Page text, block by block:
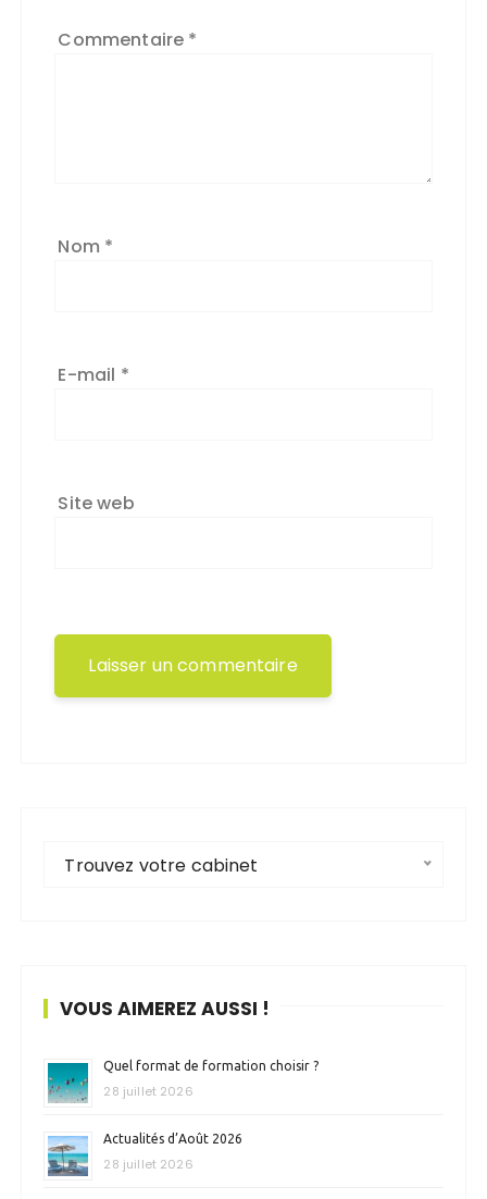
Commentaire *
Nom *
E-mail *
Site web
Trouvez votre cabinet
VOUS AIMEREZ AUSSI !
Quel format de formation choisir ?
28 juillet 2026
Actualités d’Août 2026
28 juillet 2026